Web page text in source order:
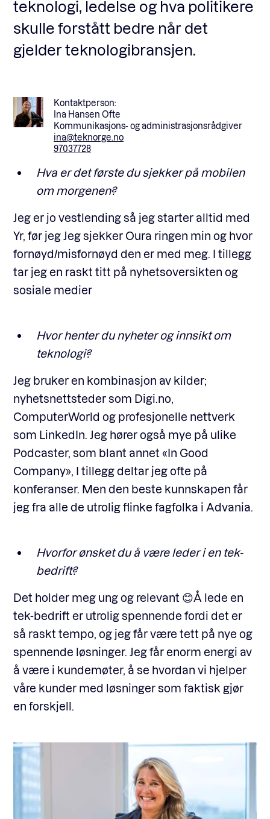
teknologi, ledelse og hva politikere
skulle forstått bedre når det
gjelder teknologibransjen.
Kontaktperson:
Ina Hansen Ofte
Kommunikasjons- og administrasjonsrådgiver
ina@teknorge.no
97037728
Hva er det første du sjekker på mobilen
om morgenen?
Jeg er jo vestlending så jeg starter alltid med
Yr, før jeg Jeg sjekker Oura ringen min og hvor
fornøyd/misfornøyd den er med meg. I tillegg
tar jeg en raskt titt på nyhetsoversikten og
sosiale medier
Hvor henter du nyheter og innsikt om
teknologi?
Jeg bruker en kombinasjon av kilder;
nyhetsnettsteder som Digi.no,
ComputerWorld og profesjonelle nettverk
som LinkedIn. Jeg hører også mye på ulike
Podcaster, som blant annet «In Good
Company», I tillegg deltar jeg ofte på
konferanser. Men den beste kunnskapen får
jeg fra alle de utrolig flinke fagfolka i Advania.
Hvorfor ønsket du å være leder i en tek-
bedrift?
Det holder meg ung og relevant 😊Å lede en
tek-bedrift er utrolig spennende fordi det er
så raskt tempo, og jeg får være tett på nye og
spennende løsninger. Jeg får enorm energi av
å være i kundemøter, å se hvordan vi hjelper
våre kunder med løsninger som faktisk gjør
en forskjell.